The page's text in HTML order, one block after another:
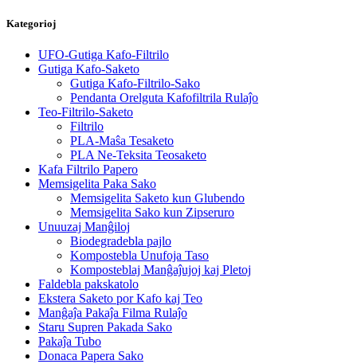
Kategorioj
UFO-Gutiga Kafo-Filtrilo
Gutiga Kafo-Saketo
Gutiga Kafo-Filtrilo-Sako
Pendanta Orelguta Kafofiltrila Rulaĵo
Teo-Filtrilo-Saketo
Filtrilo
PLA-Maŝa Tesaketo
PLA Ne-Teksita Teosaketo
Kafa Filtrilo Papero
Memsigelita Paka Sako
Memsigelita Saketo kun Glubendo
Memsigelita Sako kun Zipseruro
Unuuzaj Manĝiloj
Biodegradebla pajlo
Kompostebla Unufoja Taso
Komposteblaj Manĝaĵujoj kaj Pletoj
Faldebla pakskatolo
Ekstera Saketo por Kafo kaj Teo
Manĝaĵa Pakaĵa Filma Rulaĵo
Staru Supren Pakada Sako
Pakaĵa Tubo
Donaca Papera Sako